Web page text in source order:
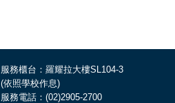
服務櫃台：羅耀拉大樓SL104-3
(依照學校作息)
服務電話：(02)2905-2700